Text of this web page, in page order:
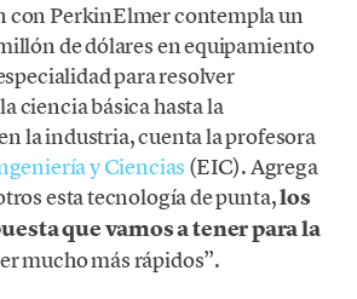
con PerkinElmer contempla un
de dólares en equipamiento
para resolver
ciencia básica hasta la
la industria, cuenta la profesora
y Ciencias (EIC). Agrega
esta tecnología de punta,los
que vamos a tener para la
mucho más rápidos”.